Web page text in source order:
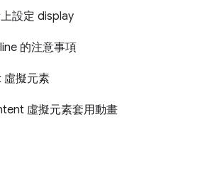
設定 display
的注意事項
擬元素
虛擬元素套用動畫